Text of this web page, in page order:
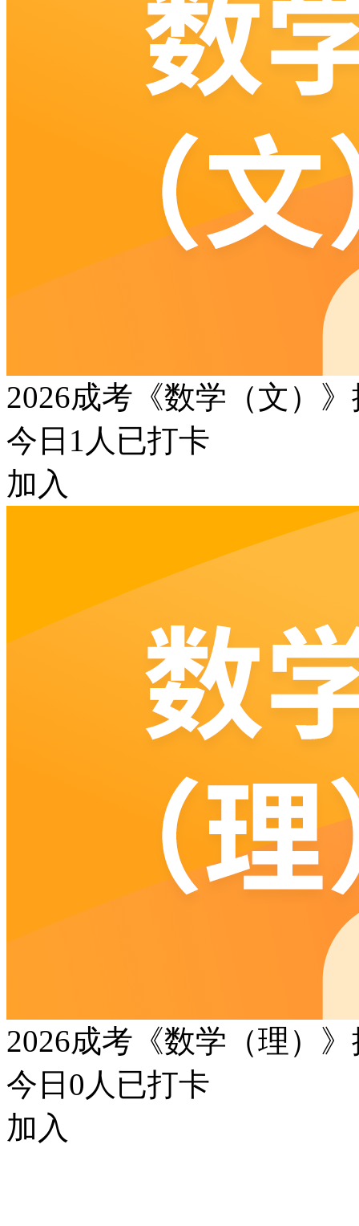
2026成考《数学（文）
今日 1 人已打卡
加入
2026成考《数学（理）
今日 0 人已打卡
加入